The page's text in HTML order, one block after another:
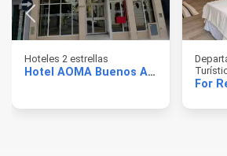
Hoteles 2 estrellas
Hotel AOMA Buenos Aires
For